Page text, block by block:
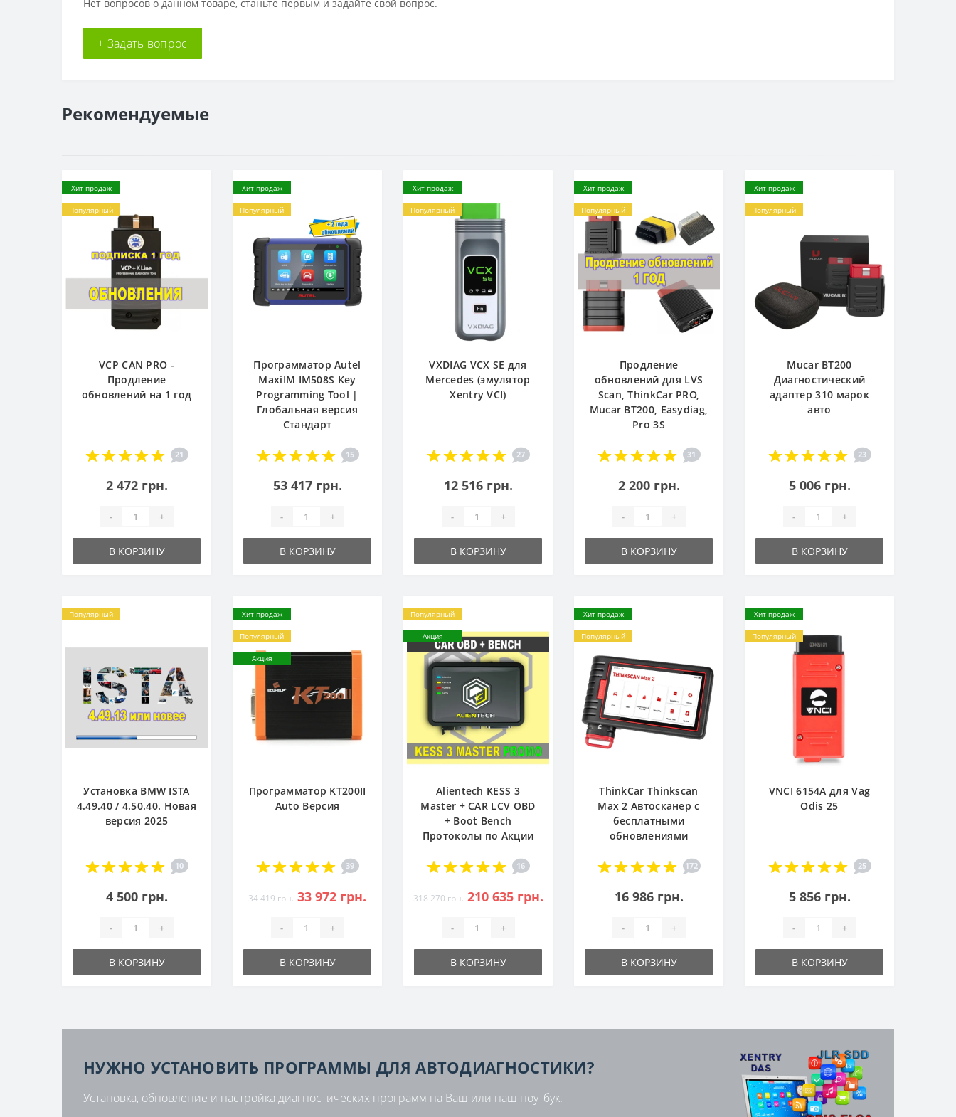
Нет вопросов о данном товаре, станьте первым и задайте свой вопрос.
+ Задать вопрос
Рекомендуемые
Хит продаж
Популярный
VCP CAN PRO -
Продление
обновлений на 1 год
21
2 472 грн.
- +
В КОРЗИНУ
Хит продаж
Популярный
Программатор Autel
MaxiIM IM508S Key
Programming Tool |
Глобальная версия
Стандарт
15
53 417 грн.
- +
В КОРЗИНУ
Хит продаж
Популярный
VXDIAG VCX SE для
Mercedes (эмулятор
Xentry VCI)
27
12 516 грн.
- +
В КОРЗИНУ
Хит продаж
Популярный
Продление
обновлений для LVS
Scan, ThinkCar PRO,
Mucar BT200, Easydiag,
Pro 3S
31
2 200 грн.
- +
В КОРЗИНУ
Хит продаж
Популярный
Mucar BT200
Диагностический
адаптер 310 марок
авто
23
5 006 грн.
- +
В КОРЗИНУ
Популярный
Установка BMW ISTA
4.49.40 / 4.50.40. Новая
версия 2025
10
4 500 грн.
- +
В КОРЗИНУ
Хит продаж
Популярный
Акция
Программатор KT200II
Auto Версия
39
34 419 грн. 33 972 грн.
- +
В КОРЗИНУ
Популярный
Акция
Alientech KESS 3
Master + CAR LCV OBD
+ Boot Bench
Протоколы по Акции
16
318 270 грн. 210 635 грн.
- +
В КОРЗИНУ
Хит продаж
Популярный
ThinkCar Thinkscan
Max 2 Автосканер с
бесплатными
обновлениями
172
16 986 грн.
- +
В КОРЗИНУ
Хит продаж
Популярный
VNCI 6154A для Vag
Odis 25
25
5 856 грн.
- +
В КОРЗИНУ
НУЖНО УСТАНОВИТЬ ПРОГРАММЫ ДЛЯ АВТОДИАГНОСТИКИ?
Установка, обновление и настройка диагностических программ на Ваш или наш ноутбук.